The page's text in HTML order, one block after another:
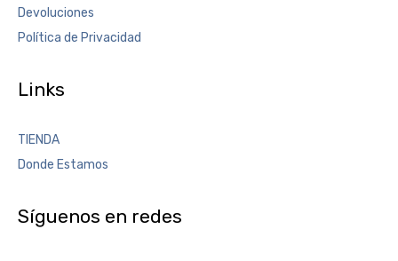
Devoluciones
Política de Privacidad
Links
TIENDA
Donde Estamos
Síguenos en redes